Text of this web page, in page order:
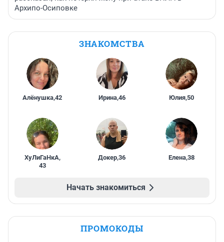
Архипо-Осиповке
ЗНАКОМСТВА
Алёнушка,42 Ирина,46 Юлия,50
ХуЛиГаНкА,
43
Докер,36 Елена,38
Начать знакомиться
ПРОМОКОДЫ